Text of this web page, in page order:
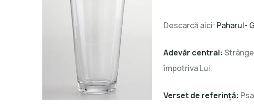
Descarcă aici: Paharul-
Adevăr central:
împotriva Lui.
Verset de referință: